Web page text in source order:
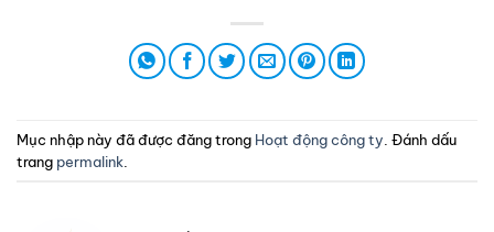
Mục nhập này đã được đăng trong Hoạt động công ty . Đánh dấu
trang permalink